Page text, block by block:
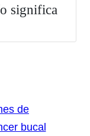
significa
de
bucal